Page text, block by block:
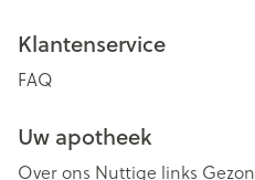
Klantenservice
FAQ
Uw apotheek
Over ons Nuttige links